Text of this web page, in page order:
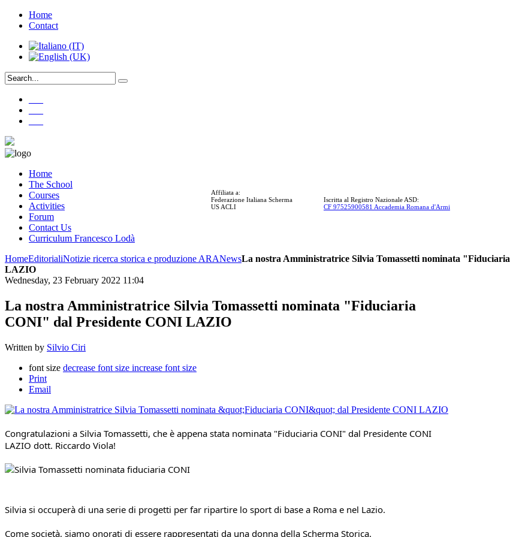
Home
Contact
Affiliata a:
Federazione Italiana Scherma
US ACLI
Iscritta al Registro Nazionale ASD:
CF 97525900581 Accademia Romana d'Armi
Home
The School
Courses
Activities
Forum
Contact Us
Curriculum Francesco Lodà
HomeEditorialiNotizie ricerca storica e produzione ARANewsLa nostra Amministratrice Silvia Tomassetti nominata
LAZIO
Wednesday, 23 February 2022 11:04
La nostra Amministratrice Silvia Tomassetti nominata "Fiduciaria
CONI" dal Presidente CONI LAZIO
Written by Silvio Ciri
font size decrease font size increase font size
Print
Email
Congratulazioni a Silvia Tomassetti, che è appena stata nominata "Fiduciaria CONI" dal Presidente CONI
LAZIO dott. Riccardo Viola!
Silvia si occuperà di una serie di progetti per far ripartire lo sport di base a Roma e nel Lazio.
Come società, siamo onorati di essere rappresentati da una donna della Scherma Storica.